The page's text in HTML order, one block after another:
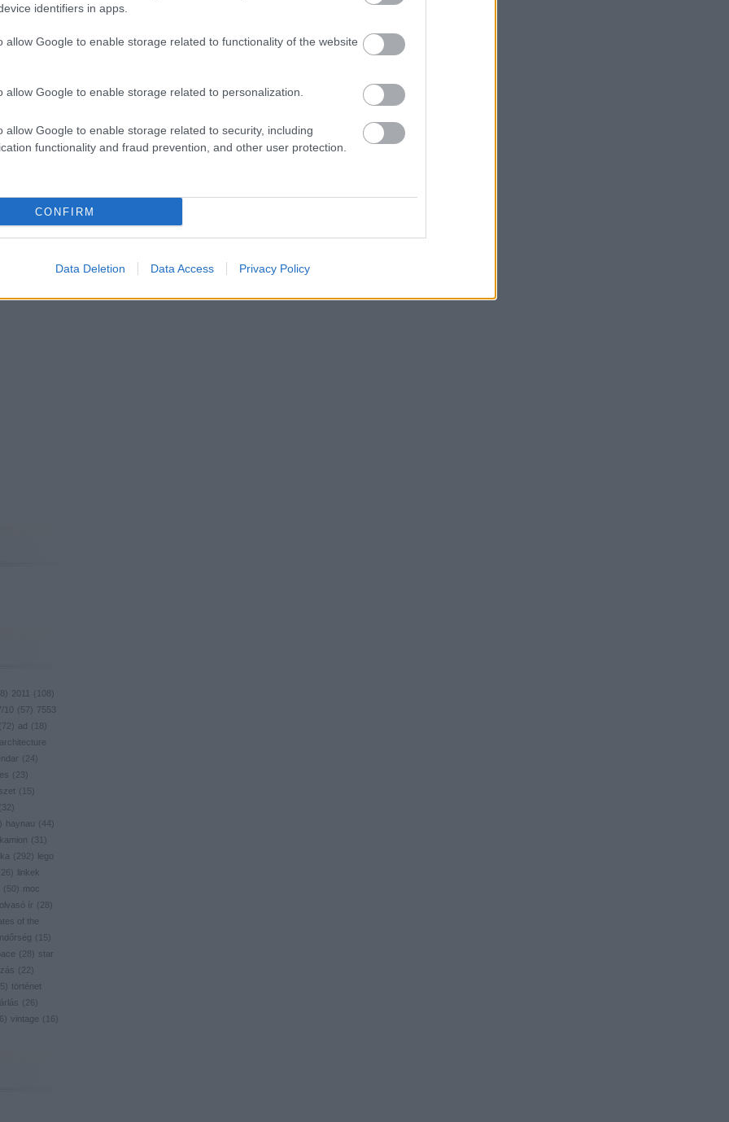
identifiers in apps.
allow Google to enable storage related to functionality of the website
allow Google to enable storage related to personalization.
allow Google to enable storage related to security, including
functionality and fraud prevention, and other user protection.
CONFIRM
Data Deletion Data Access Privacy Policy
inkább
és
7636
) 2011 ( 108 )
10 ( 57) 7553
72) ad ( 18 )
architecture
( 24)
( 23)
( 15)
32)
) haynau ( 44)
kamion ( 31
)
( 292)
lego
26 )
linkek
( 50) moc
olvasó ír ( 28 )
of the
( 15)
( 28 ) star
( 22)
15) történet
( 26 )
) vintage ( 16 )